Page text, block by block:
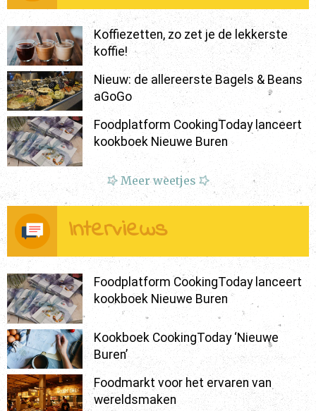
Koffiezetten, zo zet je de lekkerste
koffie!
Nieuw: de allereerste Bagels & Beans
aGoGo
Foodplatform CookingToday lanceert
kookboek Nieuwe Buren
Meer weetjes
Interviews
Foodplatform CookingToday lanceert
kookboek Nieuwe Buren
Kookboek CookingToday ‘Nieuwe
Buren’
Foodmarkt voor het ervaren van
wereldsmaken